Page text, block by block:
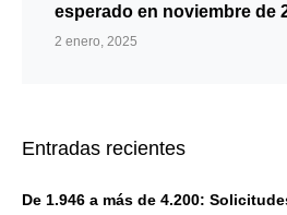
esperado en noviembre de
2 enero, 2025
Entradas recientes
De 1.946 a más de 4.200: